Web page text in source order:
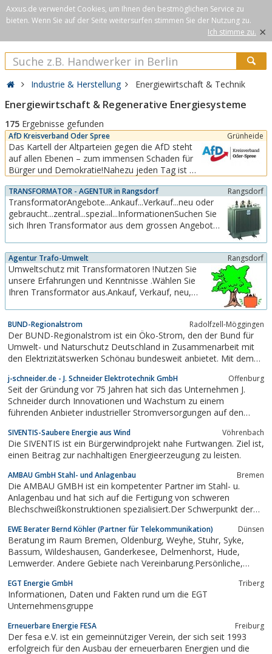
Axxus.de verwendet Cookies, um Ihnen den bestmöglichen Service zu
bieten. Wenn Sie auf der Seite weitersurfen stimmen Sie der Nutzung zu.
Ich stimme zu. ×
Industrie & Herstellung Energiewirtschaft & Technik
Energiewirtschaft & Regenerative Energiesysteme
175 Ergebnisse gefunden
AfD Kreisverband Oder Spree Grünheide
Das Kartell der Altparteien gegen die AfD steht
auf allen Ebenen – zum immensen Schaden für
Bürger und Demokratie!Nahezu jeden Tag ist zu
Ebenen gegen die AfD zu einem höchst
undemokratischen Kartell zusammenschließen.
So soll die AfD aus dem politischen Diskurs
verdrängt und...
TRANSFORMATOR - AGENTUR in Rangsdorf Rangsdorf
TransformatorAngebote...Ankauf...Verkauf...neu oder
gebraucht...zentral...spezial...InformationenSuchen Sie
sich Ihren Transformator aus dem grossen Angebot
Agentur Trafo-Umwelt Rangsdorf
Umweltschutz mit Transformatoren !Nutzen Sie
unsere Erfahrungen und Kenntnisse .Wählen Sie
Ihren Transformator aus.Ankauf, Verkauf, neu,
BUND-Regionalstrom Radolfzell-Möggingen
Der BUND-Regionalstrom ist ein Öko-Strom, den der Bund für
Umwelt- und Naturschutz Deutschland in Zusammenarbeit mit
den Elektrizitätswerken Schönau bundesweit anbietet. Mit dem
Kohle- und Atomenergie aussteigen. Und Sie fördern damit auch
noch umweltfreundliche...
j-schneider.de - J. Schneider Elektrotechnik GmbH Offenburg
Seit der Gründung vor 75 Jahren hat sich das Unternehmen J.
Schneider durch Innovationen und Wachstum zu einem
führenden Anbieter industrieller Stromversorgungen auf den
SIVENTIS-Saubere Energie aus Wind Vöhrenbach
Die SIVENTIS ist ein Bürgerwindprojekt nahe Furtwangen. Ziel ist,
einen Beitrag zur nachhaltigen Energieerzeugung zu leisten.
AMBAU GmbH Stahl- und Anlagenbau Bremen
Die AMBAU GMBH ist ein kompetenter Partner im Stahl- u.
Anlagenbau und hat sich auf die Fertigung von schweren
Blechschweißkonstruktionen spezialisiert.Der Schwerpunkt der
AMBAU baut in Serienproduktion Türme für Windenergieanlagen
für On- und Offshore.Ein...
EWE Berater Bernd Köhler (Partner für Telekommunikation) Dünsen
Beratung im Raum Bremen, Oldenburg, Weyhe, Stuhr, Syke,
Bassum, Wildeshausen, Ganderkesee, Delmenhorst, Hude,
Lemwerder. Andere Gebiete nach Vereinbarung.Persönliche,
TEL GmbH.z.B. ISDN; DSL; Mobilfunk u.s.w.Bei Ihnen vor Ort mit
festem Termin, oder...
EGT Energie GmbH Triberg
Informationen, Daten und Fakten rund um die EGT
Unternehmensgruppe
Erneuerbare Energie FESA Freiburg
Der fesa e.V. ist ein gemeinnütziger Verein, der sich seit 1993
erfolgreich für den Ausbau der erneuerbaren Energien und die